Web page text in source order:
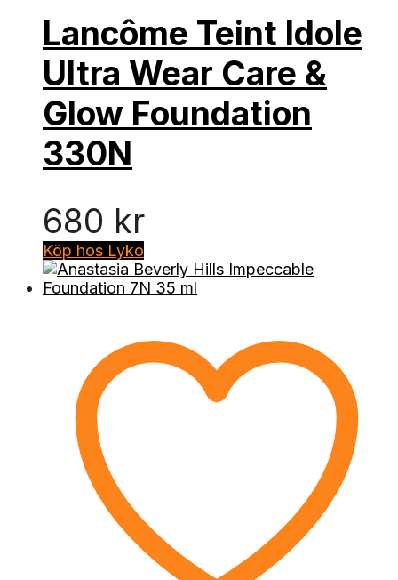
Lancôme Teint Idole
Ultra Wear Care &
Glow Foundation
330N
680 kr
Köp hos Lyko